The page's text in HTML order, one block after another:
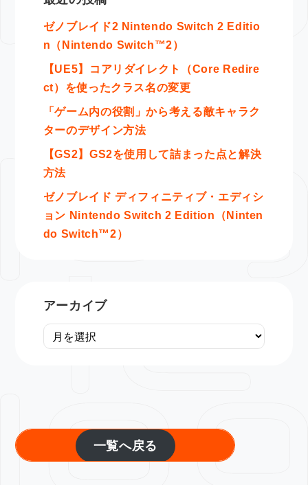
ゼノブレイド2 Nintendo Switch 2 Editio
n（Nintendo Switch™2）
【UE5】コアリダイレクト（Core Redire
ct）を使ったクラス名の変更
「ゲーム内の役割」から考える敵キャラク
ターのデザイン方法
【GS2】GS2を使用して詰まった点と解決
方法
ゼノブレイド ディフィニティブ・エディシ
ョン Nintendo Switch 2 Edition（Ninten
do Switch™2）
アーカイブ
一覧へ戻る